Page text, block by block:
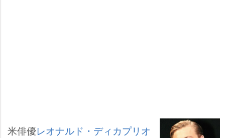
米俳優レオナルド・ディカプリオ